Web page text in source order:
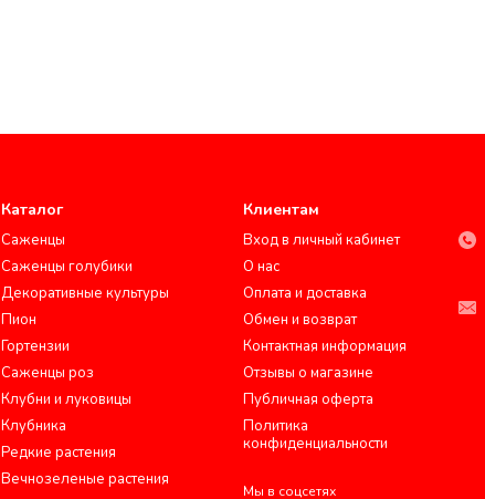
Каталог
Саженцы
Саженцы голубики
Декоративные культуры
Пион
Гортензии
Саженцы роз
Клубни и луковицы
Клубника
Редкие растения
Вечнозеленые растения
Клиентам
Вход в личный кабинет
О нас
Оплата и доставка
Обмен и возврат
Контактная информация
Отзывы о магазине
Публичная оферта
Политика
конфиденциальности
Мы в соцсетях